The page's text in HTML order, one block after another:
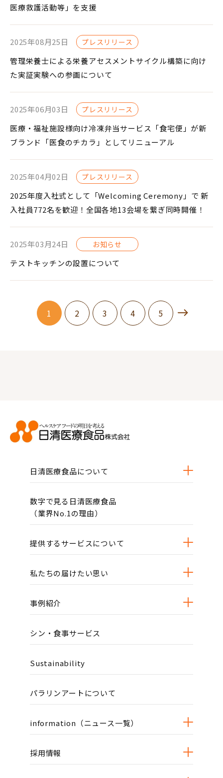
医療救護活動等」を支援
2025年08月25日 プレスリリース
管理栄養士による栄養アセスメントサイクル構築に向け
た実証実験への参画について
2025年06月03日 プレスリリース
医療・福祉施設様向け冷凍弁当サービス「食宅便」が新
ブランド「医食のチカラ」としてリニューアル
2025年04月02日 プレスリリース
2025年度入社式として「Welcoming Ceremony」で 新
入社員772名を歓迎！全国各地13会場を繋ぎ同時開催！
2025年03月24日 お知らせ
テストキッチンの設置について
1 2 3 4 5
日清医療食品について
数字で見る日清医療食品
（業界No.1の理由）
提供するサービスについて
私たちの届けたい思い
事例紹介
シン・食事サービス
Sustainability
パラリンアートについて
information（ニュース一覧）
採用情報